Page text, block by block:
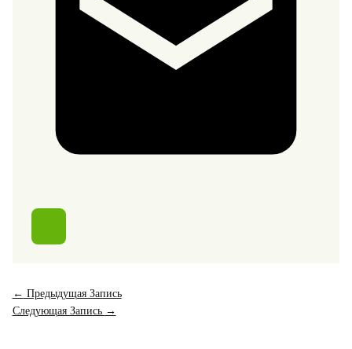
← Предыдущая Запись
Следующая Запись →